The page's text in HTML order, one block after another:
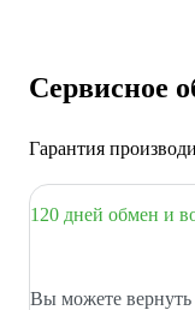
Сервисное
Гарантия
120 дней обмен и
Вы можете вернуть